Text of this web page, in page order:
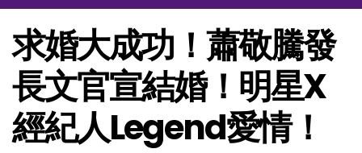
求婚大成功！蕭敬騰發
長文官宣結婚！明星x
經紀人Legend愛情！